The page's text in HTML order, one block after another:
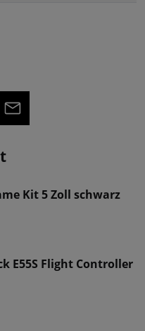
Kit 5 Zoll schwarz
E55S Flight Controller